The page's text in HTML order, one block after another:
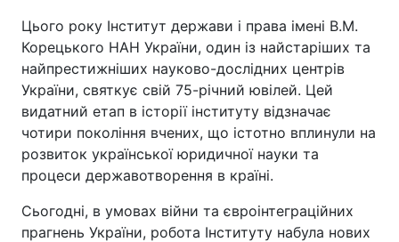
Цього року Інститут держави і права імені В.М.
Корецького НАН України, один із найстаріших та
найпрестижніших науково-дослідних центрів
України, святкує свій 75-річний ювілей. Цей
видатний етап в історії інституту відзначає
чотири покоління вчених, що істотно вплинули на
розвиток української юридичної науки та
процеси державотворення в країні.
Сьогодні, в умовах війни та євроінтеграційних
прагнень України, робота Інституту набула нових